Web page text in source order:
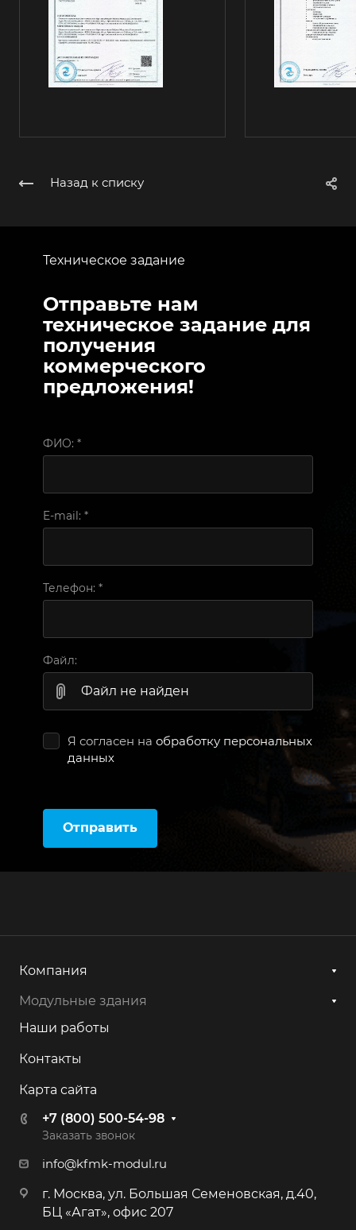
Назад к списку
Техническое задание
Отправьте нам
техническое задание для
получения
коммерческого
предложения!
ФИО: *
E-mail: *
Телефон: *
Файл:
Файл не найден
Я согласен на обработку персональных
данных
Отправить
Компания
Модульные здания
Наши работы
Контакты
Карта сайта
+7 (800) 500-54-98
Заказать звонок
info@kfmk-modul.ru
г. Москва, ул. Большая Семеновская, д.40,
БЦ «Агат», офис 207